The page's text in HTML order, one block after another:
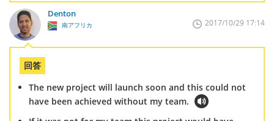
Denton
南アフリカ 2017/10/29 17:14
回答
The new project will launch soon and this could not
have been achieved without my team.